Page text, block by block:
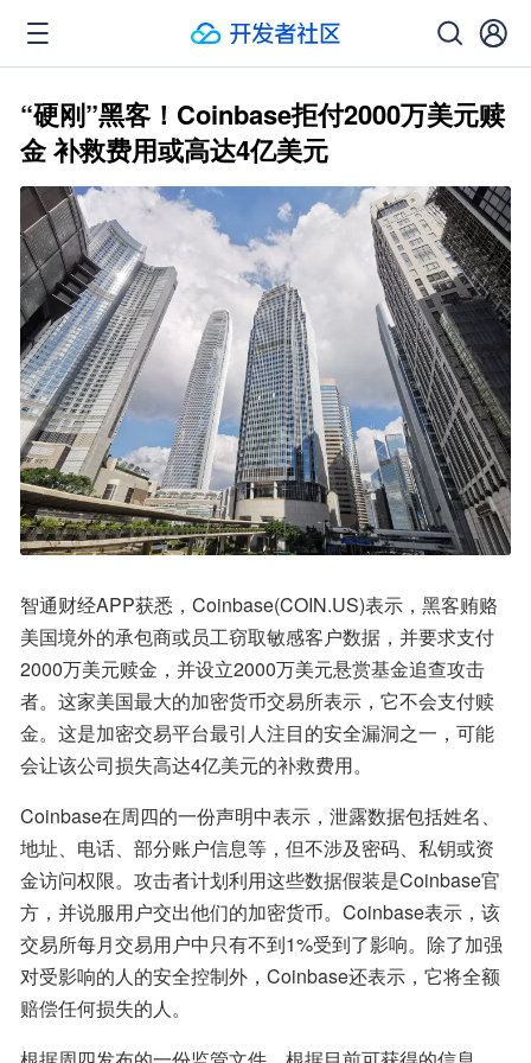
“硬刚”黑客！Coinbase拒付2000万美元赎
金 补救费用或高达4亿美元
智通财经APP获悉，Coinbase(COIN.US)表示，黑客贿赂
美国境外的承包商或员工窃取敏感客户数据，并要求支付
2000万美元赎金，并设立2000万美元悬赏基金追查攻击
者。这家美国最大的加密货币交易所表示，它不会支付赎
金。这是加密交易平台最引人注目的安全漏洞之一，可能
会让该公司损失高达4亿美元的补救费用。
Coinbase在周四的一份声明中表示，泄露数据包括姓名、
地址、电话、部分账户信息等，但不涉及密码、私钥或资
金访问权限。攻击者计划利用这些数据假装是Coinbase官
方，并说服用户交出他们的加密货币。Coinbase表示，该
交易所每月交易用户中只有不到1%受到了影响。除了加强
对受影响的人的安全控制外，Coinbase还表示，它将全额
赔偿任何损失的人。